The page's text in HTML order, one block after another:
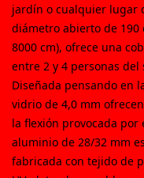
jardín o cualquier lugar
diámetro abierto de 190
8000 cm), ofrece una
entre 2 y 4 personas
Diseñada pensando en
vidrio de 4,0 mm
la flexión provocada
aluminio de 28/32 mm
fabricada con tejido de